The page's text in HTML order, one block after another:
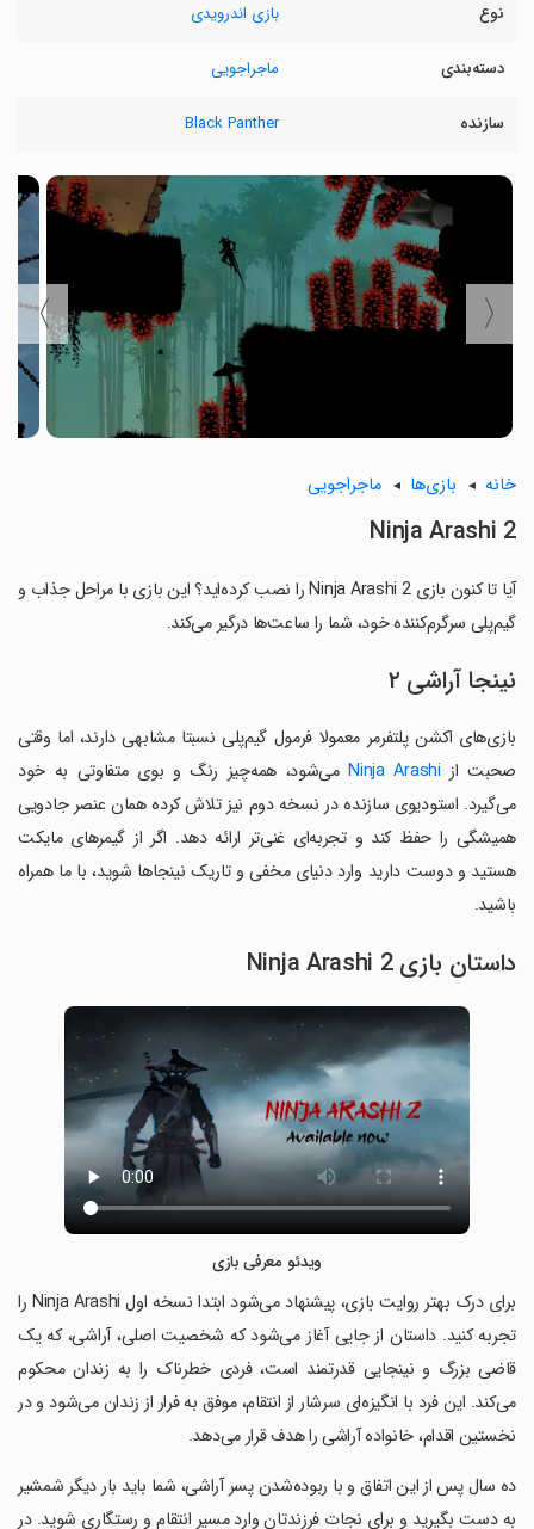
نوع بازی اندرویدی
دسته‌بندی ماجراجویی
سازنده Black Panther
〈
〉
خانه بازی‌ها ماجراجویی
Ninja Arashi 2
آیا تا کنون بازی Ninja Arashi 2 را نصب کرده‌اید؟ این بازی با مراحل جذاب و
گیم‌پلی سرگرم‌کننده خود، شما را ساعت‌ها درگیر می‌کند.
نینجا آراشی ۲
بازی‌های اکشن پلتفرمر معمولا فرمول گیم‌پلی نسبتا مشابهی دارند، اما وقتی
صحبت از Ninja Arashiمی‌شود، همه‌چیز رنگ و بوی متفاوتی به خود
می‌گیرد. استودیوی سازنده در نسخه دوم نیز تلاش کرده همان عنصر جادویی
همیشگی را حفظ کند و تجربه‌ای غنی‌تر ارائه دهد. اگر از گیمرهای مایکت
هستید و دوست دارید وارد دنیای مخفی و تاریک نینجاها شوید، با ما همراه
باشید.
داستان بازی Ninja Arashi 2
ویدئو معرفی بازی
برای درک بهتر روایت بازی، پیشنهاد می‌شود ابتدا نسخه اول Ninja Arashi را
تجربه کنید. داستان از جایی آغاز می‌شود که شخصیت اصلی، آراشی، که یک
قاضی بزرگ و نینجایی قدرتمند است، فردی خطرناک را به زندان محکوم
می‌کند. این فرد با انگیزه‌ای سرشار از انتقام، موفق به فرار از زندان می‌شود و در
نخستین اقدام، خانواده آراشی را هدف قرار می‌دهد.
ده سال پس از این اتفاق و با ربوده‌شدن پسر آراشی، شما باید بار دیگر شمشیر
به دست بگیرید و برای نجات فرزندتان وارد مسیر انتقام و رستگاری شوید. در